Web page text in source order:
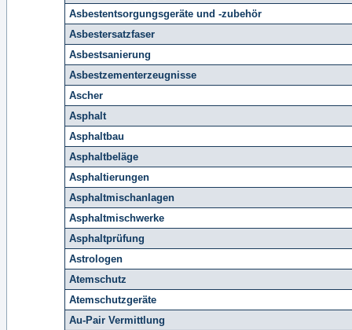
Asbestentsorgungsgeräte und -zubehör
Asbestersatzfaser
Asbestsanierung
Asbestzementerzeugnisse
Ascher
Asphalt
Asphaltbau
Asphaltbeläge
Asphaltierungen
Asphaltmischanlagen
Asphaltmischwerke
Asphaltprüfung
Astrologen
Atemschutz
Atemschutzgeräte
Au-Pair Vermittlung